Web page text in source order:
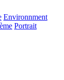
Environnment
Portrait